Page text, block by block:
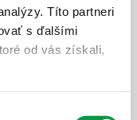
Títo partneri
s ďalšími
od vás získali,
vyplňte formulár
pracovného